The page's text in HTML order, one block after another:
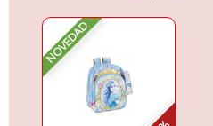
NOVEDAD